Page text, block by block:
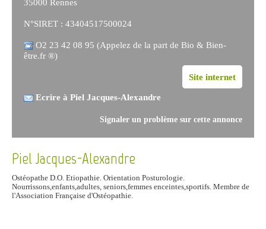
35000 Rennes
N°SIRET : 43404517500024
O2 23 42 08 95 (Appelez de la part de Bio & Bien-
être.fr ®)
Site internet
Ecrire à Piel Jacques-Alexandre
Signaler un problème sur cette annonce
Piel Jacques-Alexandre
Ostéopathe D.O. Etiopathie. Orientation Posturologie.
Nourrissons,enfants,adultes, seniors,femmes enceintes,sportifs. Membre de
l'Association Française d'Ostéopathie.